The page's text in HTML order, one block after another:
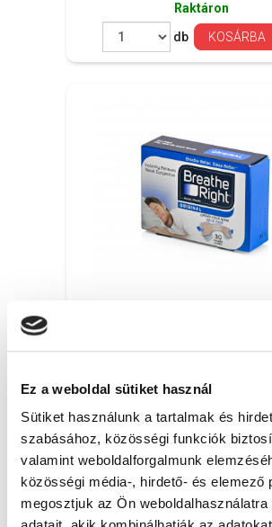
Ez a weboldal sütiket használ
Sütiket használunk a tartalmak és
szabásához, közösségi funkciók
valamint weboldalforgalmunk
közösségi média-, hirdető- és elemező
megosztjuk az Ön weboldalhasználatra
Raktáron
db
KOSÁRBA
Breathe Right orrtapasz Original,
(bruttó 7 874 Ft )
Raktáron
db
KOSÁRBA